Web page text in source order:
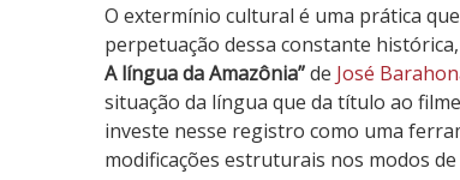
N
h
e
e
n
g
O extermínio cultural é uma prática
perpetuação dessa constante
A língua da Amazônia”de José
situação da língua que da título ao
investe nesse registro como uma
modificações estruturais nos modos